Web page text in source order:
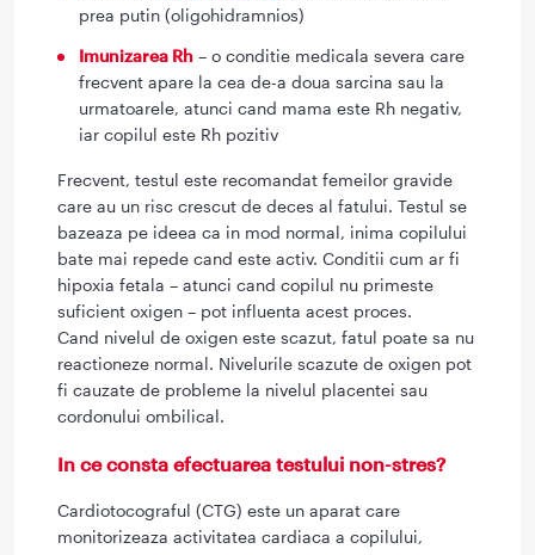
prea putin (oligohidramnios)
Imunizarea Rh – o conditie medicala severa care
frecvent apare la cea de-a doua sarcina sau la
urmatoarele, atunci cand mama este Rh negativ,
iar copilul este Rh pozitiv
Frecvent, testul este recomandat femeilor gravide
care au un risc crescut de deces al fatului. Testul se
bazeaza pe ideea ca in mod normal, inima copilului
bate mai repede cand este activ. Conditii cum ar fi
hipoxia fetala – atunci cand copilul nu primeste
suficient oxigen – pot influenta acest proces.
Cand nivelul de oxigen este scazut, fatul poate sa nu
reactioneze normal. Nivelurile scazute de oxigen pot
fi cauzate de probleme la nivelul placentei sau
cordonului ombilical.
In ce consta efectuarea testului non-stres?
Cardiotocograful (CTG) este un aparat care
monitorizeaza activitatea cardiaca a copilului,